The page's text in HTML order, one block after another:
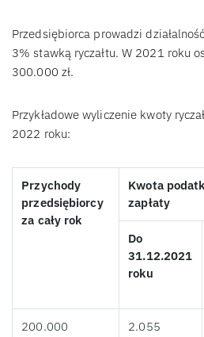
Przedsiębiorca prowadzi
3% stawką ryczałtu. W 2021 roku
300.000 zł.
Przykładowe wyliczenie kwoty
2022 roku:
Przychody
przedsiębiorcy
za cały rok
Kwota
zapłaty
Do
31.12.2021
roku
200.000 2.055